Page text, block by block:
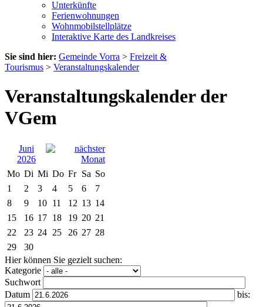
Unterkünfte
Ferienwohnungen
Wohnmobilstellplätze
Interaktive Karte des Landkreises
Sie sind hier: Gemeinde Vorra > Freizeit &
Tourismus > Veranstaltungskalender
Veranstaltungskalender der
VGem
Juni
2026
Mo Di Mi Do Fr Sa So
1
2 3 4 5 6
7
8
9 10 11 12 13 14
15
16 17 18 19 20 21
22
23 24 25 26 27 28
29
30
Hier können Sie gezielt suchen:
Kategorie
Suchwort
Datum
bis: